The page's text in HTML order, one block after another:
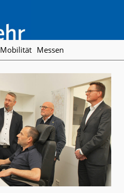
Mobilität Messen